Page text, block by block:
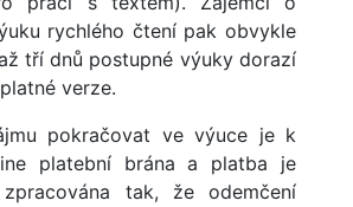
rychlého čtení pak obvykle
tří dnů postupné výuky dorazí
verze.
pokračovat ve výuce je k
platební brána a platba je
tak, že odemčení